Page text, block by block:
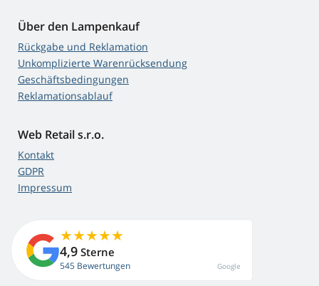
Über den Lampenkauf
Rückgabe und Reklamation
Unkomplizierte Warenrücksendung
Geschäftsbedingungen
Reklamationsablauf
Web Retail s.r.o.
Kontakt
GDPR
Impressum
4,9 Sterne
545 Bewertungen Google